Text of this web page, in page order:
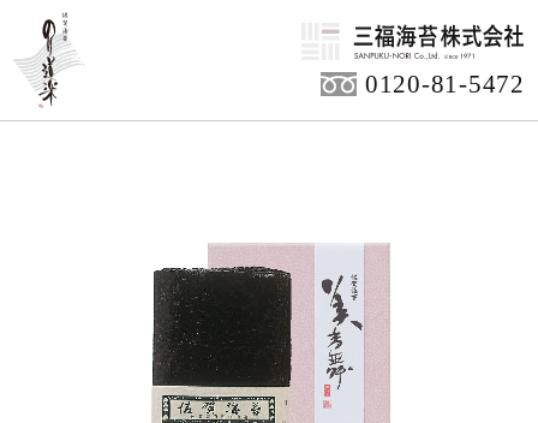
0120-81-5472
HOME 商品アイテム